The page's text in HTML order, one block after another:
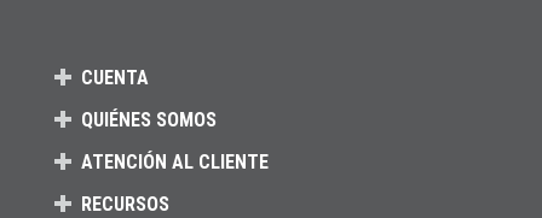
CUENTA
QUIÉNES SOMOS
ATENCIÓN AL CLIENTE
RECURSOS